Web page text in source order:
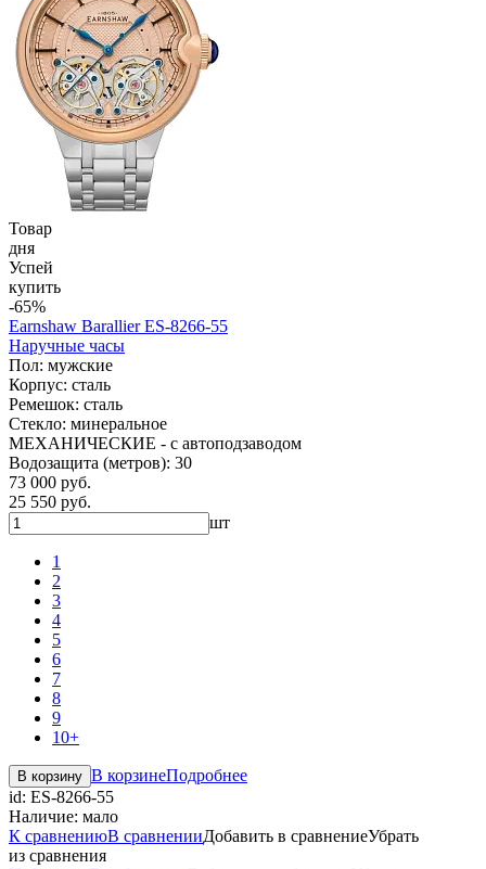
Товар
дня
Успей
купить
-65%
Earnshaw Barallier ES-8266-55
Наручные часы
Пол: мужские
Корпус: сталь
Ремешок: сталь
Стекло: минеральное
МЕХАНИЧЕСКИЕ - с автоподзаводом
Водозащита (метров): 30
73 000 руб.
25 550 руб.
шт
1
2
3
4
5
6
7
8
9
10+
В корзину В корзинеПодробнее
id: ES-8266-55
Наличие: мало
К сравнениюВ сравненииДобавить в сравнениеУбрать
из сравнения